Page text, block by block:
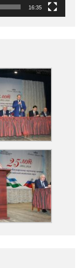
16:35